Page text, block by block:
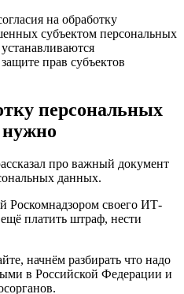
на обработку
субъектом персональных
прав субъектов
персональных
про важный документ
данных.
Роскомнадзором своего ИТ-
платить штраф, нести
начнём разбирать что надо
в Российской Федерации и